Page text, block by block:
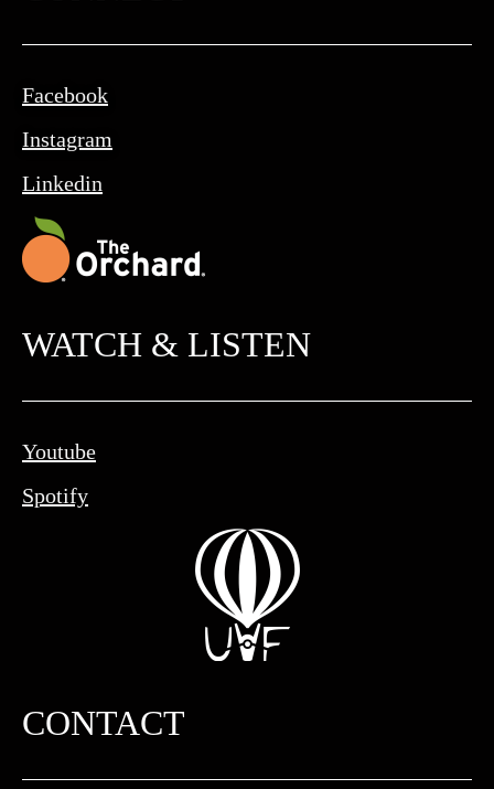
Facebook
Instagram
Linkedin
WATCH & LISTEN
Youtube
Spotify
CONTACT